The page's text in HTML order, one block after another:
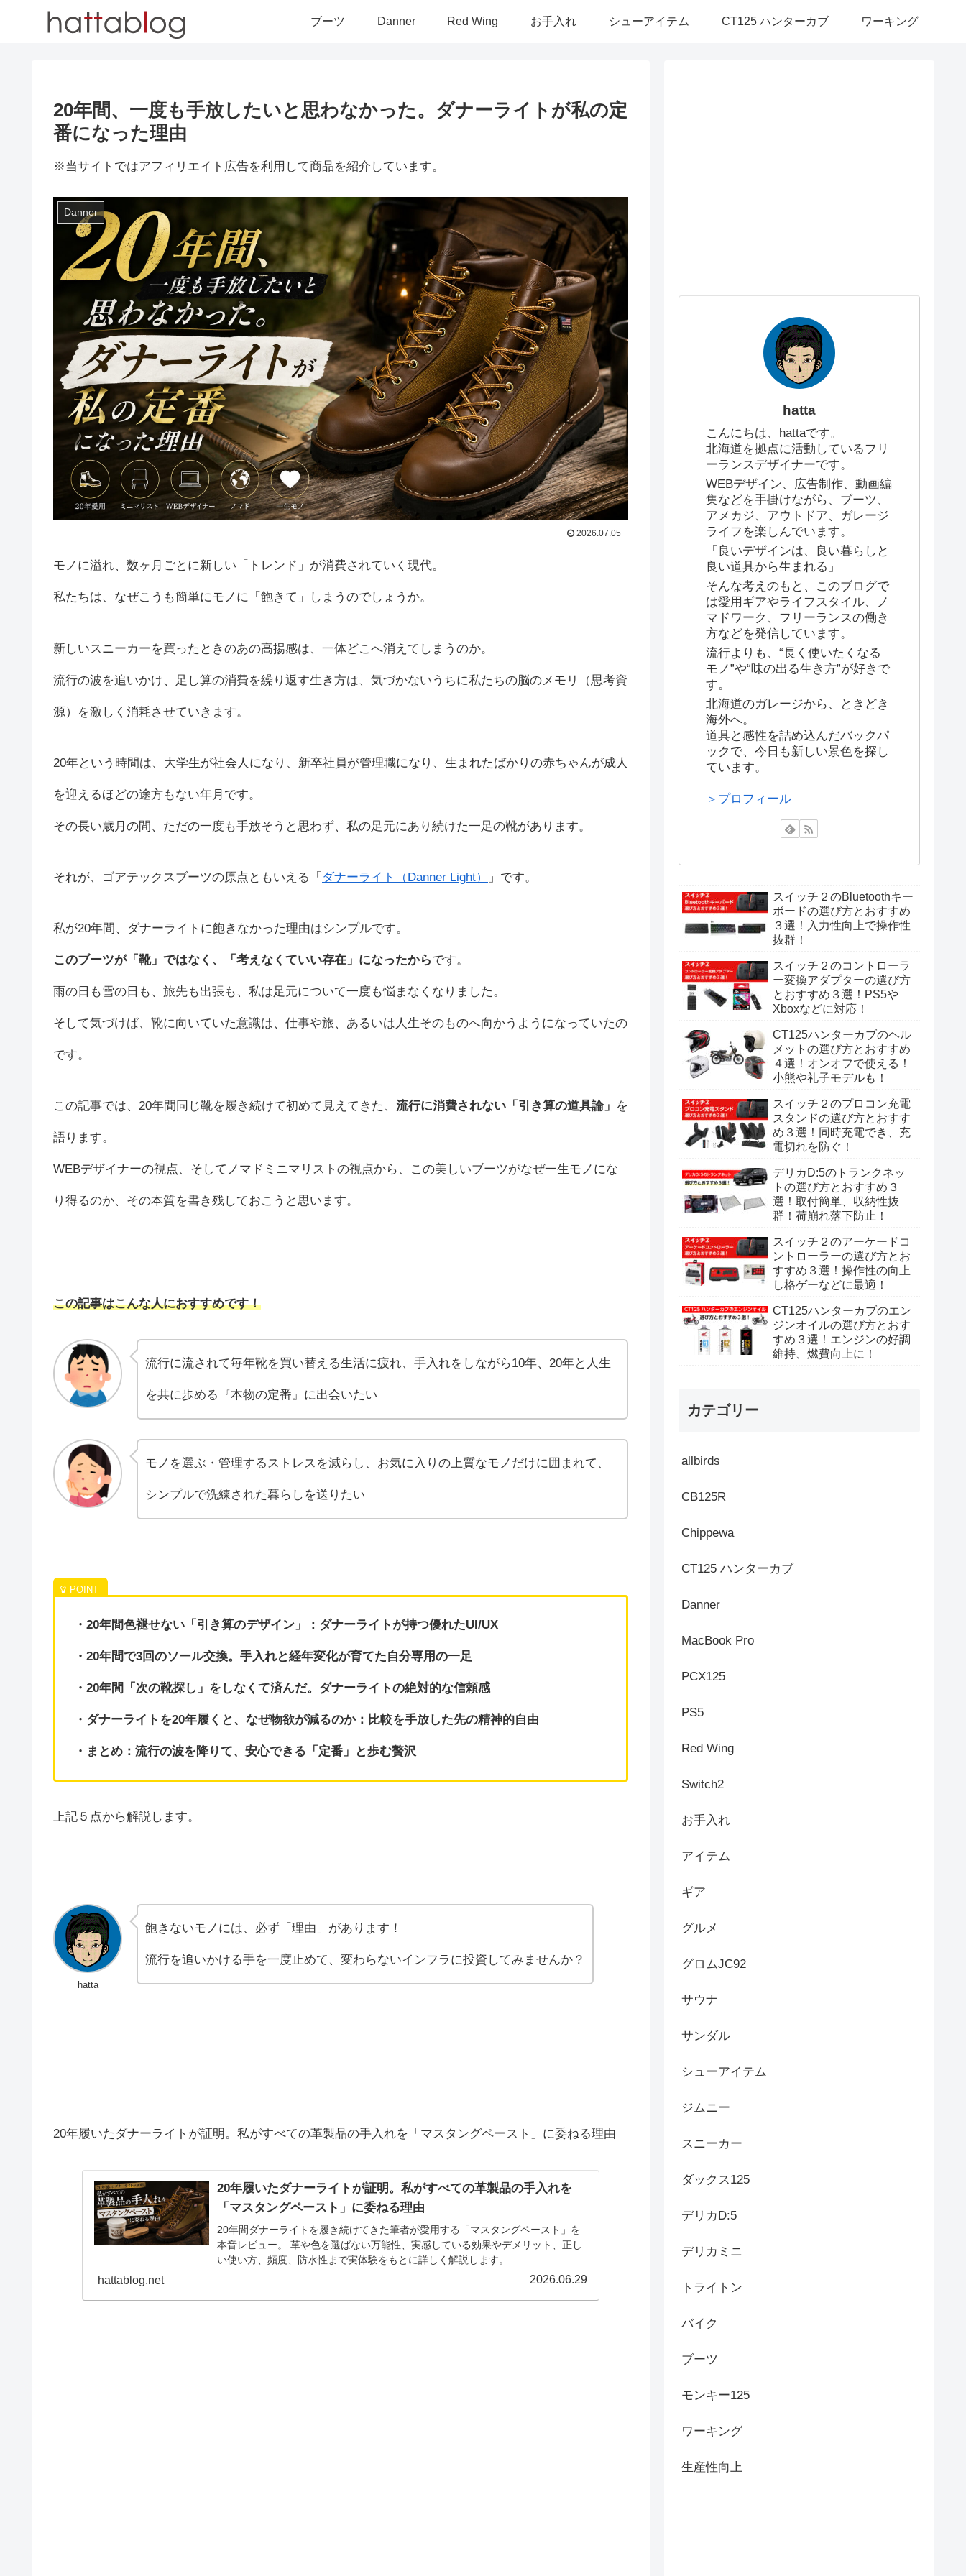
ブーツ Danner Red Wing お手入れ シューアイテム CT125 ハンターカブ ワーキング
20年間、一度も手放したいと思わなかった。ダナーライトが私の定
番になった理由
※当サイトではアフィリエイト広告を利用して商品を紹介しています。
Danner
2026.07.05
モノに溢れ、数ヶ月ごとに新しい「トレンド」が消費されていく現代。
私たちは、なぜこうも簡単にモノに「飽きて」しまうのでしょうか。
新しいスニーカーを買ったときのあの高揚感は、一体どこへ消えてしまうのか。
流行の波を追いかけ、足し算の消費を繰り返す生き方は、気づかないうちに私たちの脳のメモリ（思考資
源）を激しく消耗させていきます。
20年という時間は、大学生が社会人になり、新卒社員が管理職になり、生まれたばかりの赤ちゃんが成人
を迎えるほどの途方もない年月です。
その長い歳月の間、ただの一度も手放そうと思わず、私の足元にあり続けた一足の靴があります。
それが、ゴアテックスブーツの原点ともいえる「 ダナーライト（Danner Light） 」です。
私が20年間、ダナーライトに飽きなかった理由はシンプルです。
このブーツが「靴」ではなく、「考えなくていい存在」になったからです。
雨の日も雪の日も、旅先も出張も、私は足元について一度も悩まなくなりました。
そして気づけば、靴に向いていた意識は、仕事や旅、あるいは人生そのものへ向かうようになっていたの
です。
この記事では、20年間同じ靴を履き続けて初めて見えてきた、 流行に消費されない「引き算の道具論」 を
語ります。
WEBデザイナーの視点、そしてノマドミニマリストの視点から、この美しいブーツがなぜ一生モノにな
り得るのか、その本質を書き残しておこうと思います。
この記事はこんな人におすすめです！
流行に流されて毎年靴を買い替える生活に疲れ、手入れをしながら10年、20年と人生
を共に歩める『本物の定番』に出会いたい
モノを選ぶ・管理するストレスを減らし、お気に入りの上質なモノだけに囲まれて、
シンプルで洗練された暮らしを送りたい
・20年間色褪せない「引き算のデザイン」：ダナーライトが持つ優れたUI/UX
・20年間で3回のソール交換。手入れと経年変化が育てた自分専用の一足
・20年間「次の靴探し」をしなくて済んだ。ダナーライトの絶対的な信頼感
・ダナーライトを20年履くと、なぜ物欲が減るのか：比較を手放した先の精神的自由
・まとめ：流行の波を降りて、安心できる「定番」と歩む贅沢
上記５点から解説します。
hatta
飽きないモノには、必ず「理由」があります！
流行を追いかける手を一度止めて、変わらないインフラに投資してみませんか？
20年履いたダナーライトが証明。私がすべての革製品の手入れを「マスタングペースト」に委ねる理由
20年履いたダナーライトが証明。私がすべての革製品の手入れを
「マスタングペースト」に委ねる理由
20年間ダナーライトを履き続けてきた筆者が愛用する「マスタングペースト」を
本音レビュー。 革や色を選ばない万能性、実感している効果やデメリット、正し
い使い方、頻度、防水性まで実体験をもとに詳しく解説します。
hattablog.net 2026.06.29
hatta
こんにちは、hattaです。
北海道を拠点に活動しているフリ
ーランスデザイナーです。
WEBデザイン、広告制作、動画編
集などを手掛けながら、ブーツ、
アメカジ、アウトドア、ガレージ
ライフを楽しんでいます。
「良いデザインは、良い暮らしと
良い道具から生まれる」
そんな考えのもと、このブログで
は愛用ギアやライフスタイル、ノ
マドワーク、フリーランスの働き
方などを発信しています。
流行よりも、“長く使いたくなる
モノ”や“味の出る生き方”が好きで
す。
北海道のガレージから、ときどき
海外へ。
道具と感性を詰め込んだバックパ
ックで、今日も新しい景色を探し
ています。
＞プロフィール
スイッチ２のBluetoothキー
ボードの選び方とおすすめ
３選！入力性向上で操作性
抜群！
スイッチ２のコントローラ
ー変換アダプターの選び方
とおすすめ３選！PS5や
Xboxなどに対応！
CT125ハンターカブのヘル
メットの選び方とおすすめ
４選！オンオフで使える！
小熊や礼子モデルも！
スイッチ２のプロコン充電
スタンドの選び方とおすす
め３選！同時充電でき、充
電切れを防ぐ！
デリカD:5のトランクネッ
トの選び方とおすすめ３
選！取付簡単、収納性抜
群！荷崩れ落下防止！
スイッチ２のアーケードコ
ントローラーの選び方とお
すすめ３選！操作性の向上
し格ゲーなどに最適！
CT125ハンターカブのエン
ジンオイルの選び方とおす
すめ３選！エンジンの好調
維持、燃費向上に！
カテゴリー
allbirds
CB125R
Chippewa
CT125 ハンターカブ
Danner
MacBook Pro
PCX125
PS5
Red Wing
Switch2
お手入れ
アイテム
ギア
グルメ
グロムJC92
サウナ
サンダル
シューアイテム
ジムニー
スニーカー
ダックス125
デリカD:5
デリカミニ
トライトン
バイク
ブーツ
モンキー125
ワーキング
生産性向上